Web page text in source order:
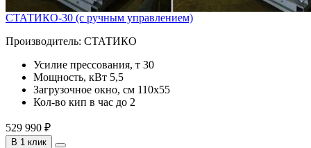
СТАТИКО-30 (с ручным управлением)
Производитель: СТАТИКО
Усилие прессования, т 30
Мощность, кВт 5,5
Загрузочное окно, см 110х55
Кол-во кип в час до 2
529 990 ₽
В 1 клик